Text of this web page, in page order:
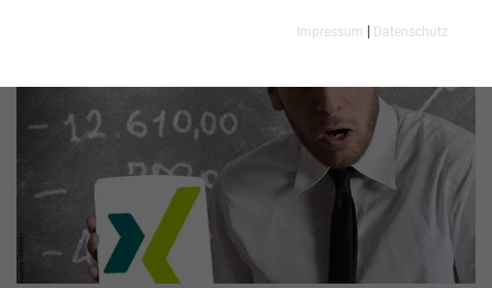
Impressum | Datenschutz